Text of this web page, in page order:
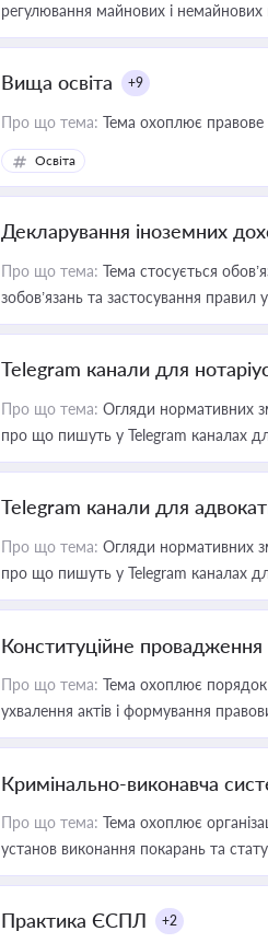
регулювання майнових і немайнових
Вища освіта +9
Про що тема: Тема охоплює правове
Освіта
Декларування іноземних
Про що тема: Тема стосується
зобов’язань та застосування
Telegram канали для
Про що тема: Огляди нормативних
про що пишуть у Telegram каналах
Telegram канали для
Про що тема: Огляди нормативних
про що пишуть у Telegram каналах
Конституційне провадження
Про що тема: Тема охоплює порядок
ухвалення актів і формування
Кримінально-виконавча
Про що тема: Тема охоплює
установ виконання покарань та
Практика ЄСПЛ +2